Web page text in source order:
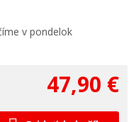
v pondelok
47,90 €